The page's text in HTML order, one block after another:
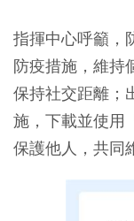
指揮中心呼籲，
防疫措施，維持
保持社交距離；
施，下載並使用
保護他人，共同